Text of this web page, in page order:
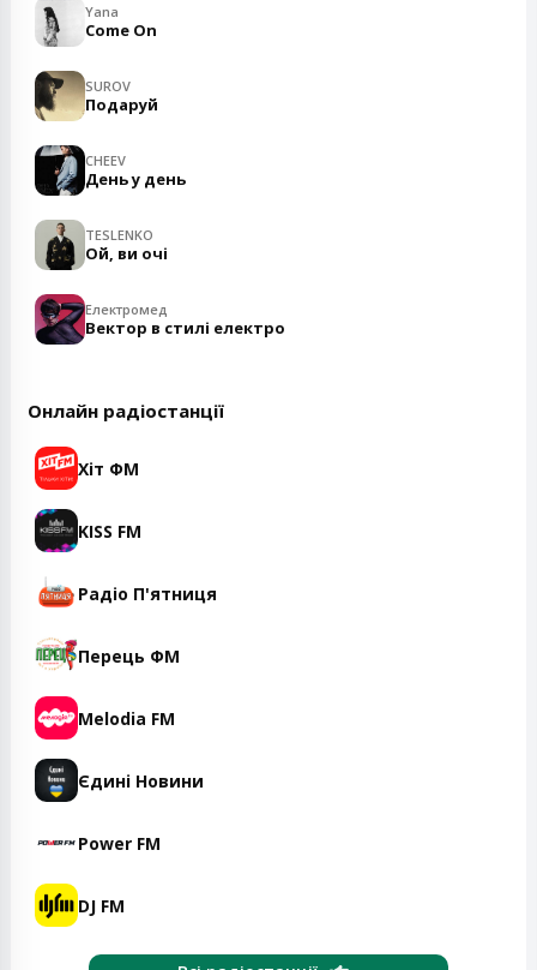
Yana
Come On
SUROV
Подаруй
CHEEV
День у день
TESLENKO
Ой, ви очі
Електромед
Вектор в стилі електро
Онлайн радіостанції
Хіт ФМ
KISS FM
Радіо П'ятниця
Перець ФМ
Melodia FM
Єдині Новини
Power FM
DJ FM